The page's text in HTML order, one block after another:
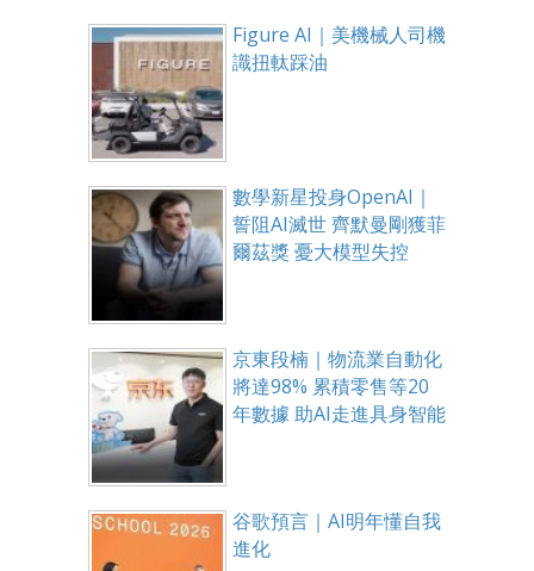
Figure AI｜美機械人司機
識扭軚踩油
數學新星投身OpenAI｜
誓阻AI滅世 齊默曼剛獲菲
爾茲獎 憂大模型失控
京東段楠｜物流業自動化
將達98% 累積零售等20
年數據 助AI走進具身智能
谷歌預言｜AI明年懂自我
進化